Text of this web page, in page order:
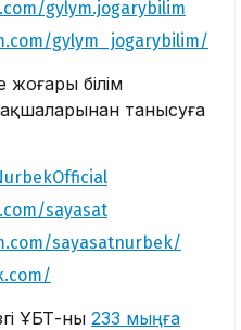
gylym.jogarybilim
gylym_jogarybilim/
білім
танысуға
sayasat
sayasatnurbek/
ҰБТ-ны 233 мыңға